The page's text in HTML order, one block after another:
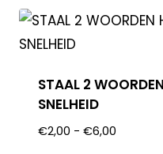
STAAL 2
SNELHEID
€2,00 - €6,00